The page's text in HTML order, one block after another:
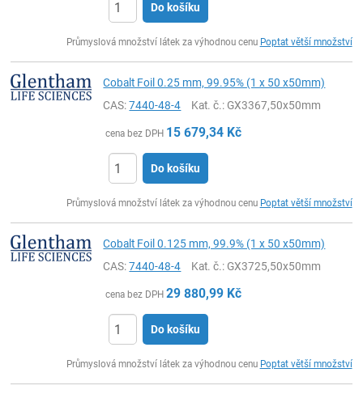
Do košíku
Průmyslová množství látek za výhodnou cenu Poptat větší množství
Cobalt Foil 0.25 mm, 99.95% (1 x 50 x50mm)
CAS:7440-48-4 Kat. č.: GX3367,50x50mm
cena bez DPH 15 679,34 Kč
Do košíku
Průmyslová množství látek za výhodnou cenu Poptat větší množství
Cobalt Foil 0.125 mm, 99.9% (1 x 50 x50mm)
CAS:7440-48-4 Kat. č.: GX3725,50x50mm
cena bez DPH 29 880,99 Kč
Do košíku
Průmyslová množství látek za výhodnou cenu Poptat větší množství